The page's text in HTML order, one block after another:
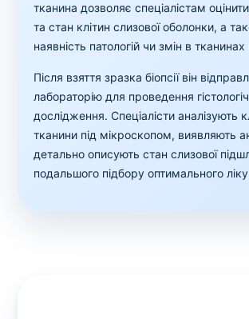
тканина дозволяє спеціалістам
та стан клітин слизової оболонки, а
наявність патологій чи змін в
Після взяття зразка біопсії він
лабораторію для проведення
дослідження. Спеціалісти аналізують
тканини під мікроскопом, виявляють
детально описують стан слизової
подальшого підбору оптимального